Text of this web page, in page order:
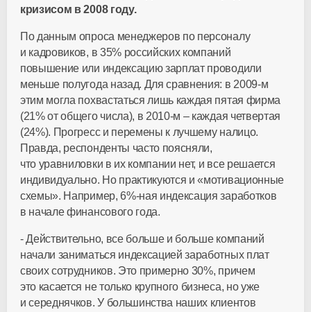
кризисом в 2008 году.
По данным опроса менеджеров по персоналу
и кадровиков, в 35% российских компаний
повышение или индексацию зарплат проводили
меньше полугода назад. Для сравнения: в 2009-м
этим могла похвастаться лишь каждая пятая фирма
(21% от общего числа), в 2010-м – каждая четвертая
(24%). Прогресс и перемены к лучшему налицо.
Правда, респонденты часто поясняли,
что уравниловки в их компании нет, и все решается
индивидуально. Но практикуются и «мотивационные
схемы». Например, 6%-ная индексация заработков
в начале финансового года.
- Действительно, все больше и больше компаний
начали заниматься индексацией заработных плат
своих сотрудников. Это примерно 30%, причем
это касается не только крупного бизнеса, но уже
и середнячков. У большинства наших клиентов